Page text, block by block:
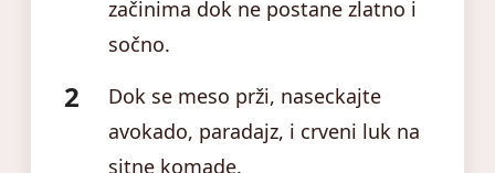
začinima dok ne postane zlatno i
sočno.
Dok se meso prži, naseckajte
avokado, paradajz, i crveni luk na
sitne komade.